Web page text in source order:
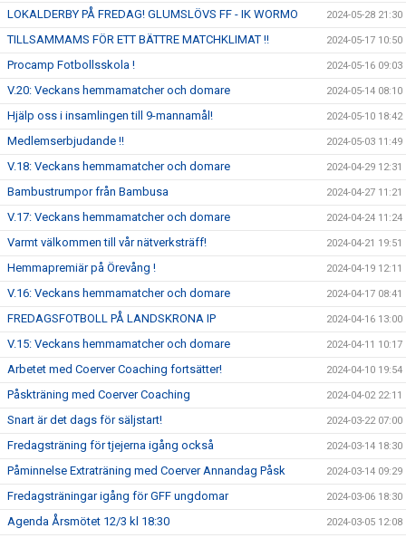
LOKALDERBY PÅ FREDAG! GLUMSLÖVS FF - IK WORMO 2024-05-28 21:30
TILLSAMMAMS FÖR ETT BÄTTRE MATCHKLIMAT !! 2024-05-17 10:50
Procamp Fotbollsskola ! 2024-05-16 09:03
V.20: Veckans hemmamatcher och domare 2024-05-14 08:10
Hjälp oss i insamlingen till 9-mannamål! 2024-05-10 18:42
Medlemserbjudande !! 2024-05-03 11:49
V.18: Veckans hemmamatcher och domare 2024-04-29 12:31
Bambustrumpor från Bambusa 2024-04-27 11:21
V.17: Veckans hemmamatcher och domare 2024-04-24 11:24
Varmt välkommen till vår nätverksträff! 2024-04-21 19:51
Hemmapremiär på Örevång ! 2024-04-19 12:11
V.16: Veckans hemmamatcher och domare 2024-04-17 08:41
FREDAGSFOTBOLL PÅ LANDSKRONA IP 2024-04-16 13:00
V.15: Veckans hemmamatcher och domare 2024-04-11 10:17
Arbetet med Coerver Coaching fortsätter! 2024-04-10 19:54
Påskträning med Coerver Coaching 2024-04-02 22:11
Snart är det dags för säljstart! 2024-03-22 07:00
Fredagsträning för tjejerna igång också 2024-03-14 18:30
Påminnelse Extraträning med Coerver Annandag Påsk 2024-03-14 09:29
Fredagsträningar igång för GFF ungdomar 2024-03-06 18:30
Agenda Årsmötet 12/3 kl 18:30 2024-03-05 12:08